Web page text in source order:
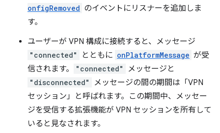
onfigRemoved のイベントにリスナーを追加しま
す。
ユーザーが VPN 構成に接続すると、メッセージ
"connected" とともに onPlatformMessage が受
信されます。
"connected" メッセージと
"disconnected"
メッセージの間の期間は「VPN
セッション」と呼ばれます。この期間中、メッセー
ジを受信する拡張機能が VPN セッションを所有して
いると見なされます。